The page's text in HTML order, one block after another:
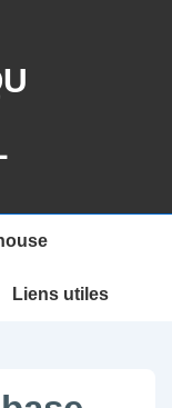
Liens utiles